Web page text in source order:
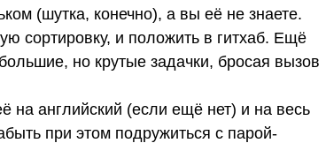
(шутка, конечно), а вы её не знаете.
сортировку, и положить в гитхаб. Ещё
но крутые задачки, бросая вызов
на английский (если ещё нет) и на весь
при этом подружиться с парой-